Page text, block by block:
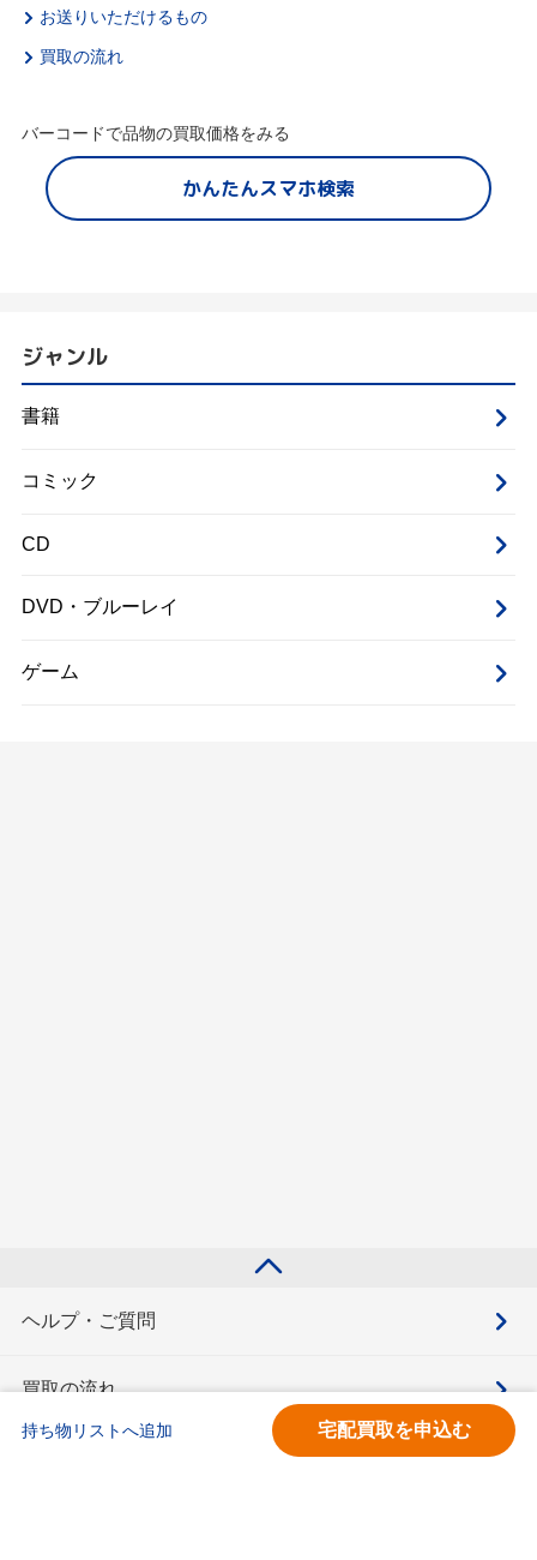
お送りいただけるもの
買取の流れ
バーコードで品物の買取価格をみる
かんたんスマホ検索
ジャンル
書籍
コミック
CD
DVD・ブルーレイ
ゲーム
持ち物リストへ追加 宅配買取を申込む
ヘルプ・ご質問
買取の流れ